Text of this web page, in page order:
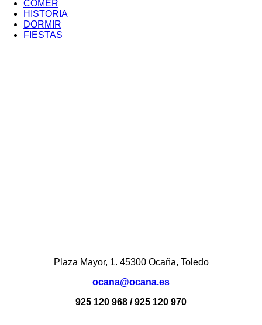
Menú
Portada
Terciario
COMER
HISTORIA
DORMIR
FIESTAS
Plaza Mayor, 1. 45300 Ocaña, Toledo
ocana@ocana.es
925 120 968 / 925 120 970